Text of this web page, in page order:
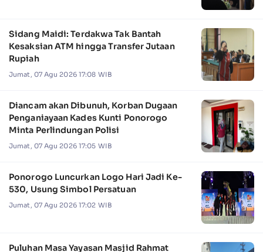
Sidang Maidi: Terdakwa Tak Bantah
Kesaksian ATM hingga Transfer Jutaan
Rupiah
Jumat, 07 Agu 2026 17:08 WIB
Diancam akan Dibunuh, Korban Dugaan
Penganiayaan Kades Kunti Ponorogo
Minta Perlindungan Polisi
Jumat, 07 Agu 2026 17:05 WIB
Ponorogo Luncurkan Logo Hari Jadi Ke-
530, Usung Simbol Persatuan
Jumat, 07 Agu 2026 17:02 WIB
Puluhan Masa Yayasan Masjid Rahmat